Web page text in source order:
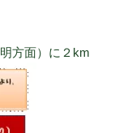
方面）に２km